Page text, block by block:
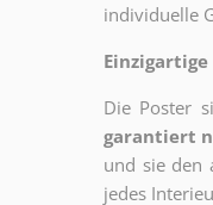
individuelle
Die Poster
garantiert
und sie den
jedes